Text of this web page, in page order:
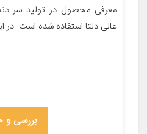
معرفی محصول در تولید سر
عالی دلتا استفاده شده است.
بررسی و